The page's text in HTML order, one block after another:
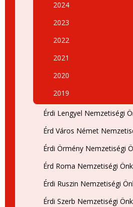
2024
2023
2022
2021
2020
2019
Érdi Lengyel Nemzetiségi
Érd Város Német
Érdi Örmény Nemzetiségi
Érd Roma Nemzetiségi
Érdi Ruszin Nemzetiségi
Érdi Szerb Nemzetiségi